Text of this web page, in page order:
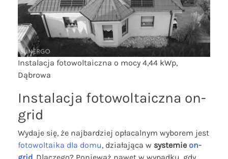
Instalacja fotowoltaiczna o mocy 4,44 kWp,
Dąbrowa
Instalacja fotowoltaiczna on-
grid
Wydaje się, że najbardziej opłacalnym wyborem jest
fotowoltaika dla domu, działająca w systemie on-